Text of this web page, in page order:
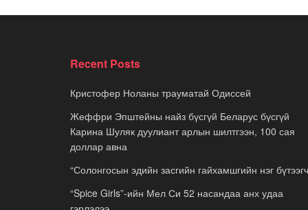
Recent Posts
Кристофер Ноланы трауматай Одиссей
Жеффри Эпштейны найз бүсгүй Беларус бүсгүй
Карина Шуляк дуулиант арлын шилтгээн, 100 сая
доллар авна
“Солонгосын эдийн засгийн гайхамшгийн нэг
“Spice Girls”-ийн Мел Си 52 насандаа анх удаа